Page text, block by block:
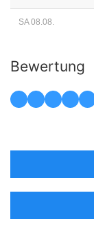
SA 08.08.
Bewertung